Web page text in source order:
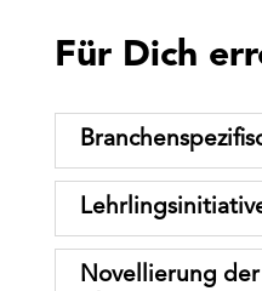
Für Dich
Novellierung der